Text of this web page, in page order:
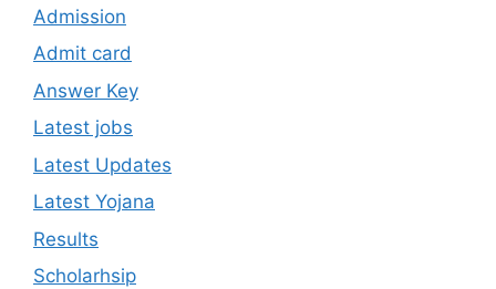
Admission
Admit card
Answer Key
Latest jobs
Latest Updates
Latest Yojana
Results
Scholarhsip